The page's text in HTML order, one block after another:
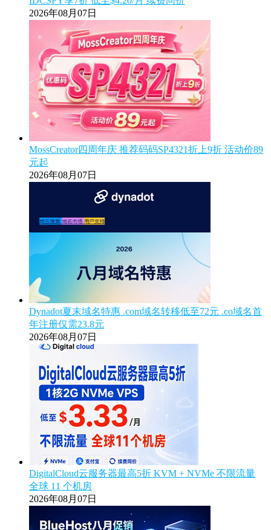
2026年08月07日
MossCreator四周年庆 推荐码码SP4321折上9折 活动价89
元起
2026年08月07日
Dynadot夏末域名特惠 .com域名转移低至72元 .co域名首
年注册仅需23.8元
2026年08月07日
DigitalCloud云服务器最高5折 KVM + NVMe 不限流量
全球 11 个机房
2026年08月07日